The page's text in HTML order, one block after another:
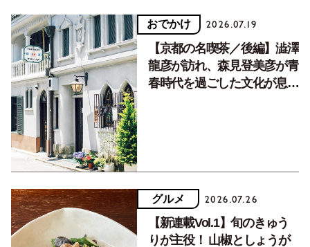
おでかけ 2026.07.19
【京都の名喫茶／後編】澁澤
龍彦が訪れ、森見登美彦が青
春時代を過ごした文化が息づ
グルメ 2026.07.26
【新連載Vol.1】旬のきゅう
りが主役！ 山椒としょうが